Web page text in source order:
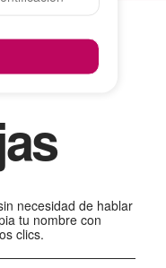
necesidad de hablar
tu nombre con
clics.